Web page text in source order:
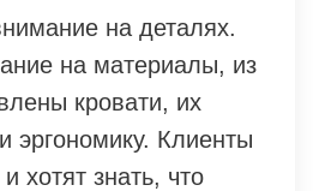
на деталях.
на материалы, из
кровати, их
эргономику. Клиенты
хотят знать, что